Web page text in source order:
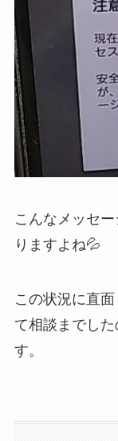
こんなメッセ
りますよね💦
この状況に直
て相談までし
す。